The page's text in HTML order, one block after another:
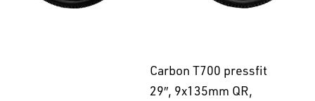
Carbon T700 pressfit
29″, 9x135mm QR,